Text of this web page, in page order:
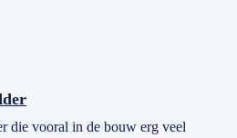
die vooral in de bouw erg veel